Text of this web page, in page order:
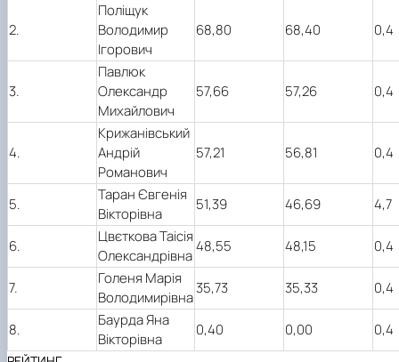
2.
Поліщук
Володимир
Ігорович
68,80 68,40 0,4
3.
Павлюк
Олександр
Михайлович
57,66 57,26 0,4
4.
Крижанівський
Андрій
Романович
57,21 56,81 0,4
5.
Таран Євгенія
Вікторівна
51,39 46,69 4,7
6.
Цвєткова Таісія
Олександрівна
48,55 48,15 0,4
7.
Голеня Марія
Володимирівна
35,73 35,33 0,4
8.
Баурда Яна
Вікторівна
0,40 0,00 0,4